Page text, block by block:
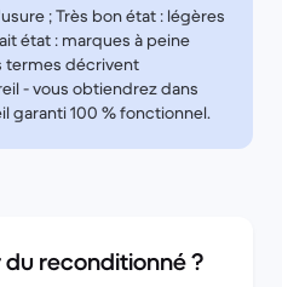
; Très bon état : légères
état : marques à peine
termes décrivent
- vous obtiendrez dans
garanti 100 % fonctionnel.
reconditionné ?